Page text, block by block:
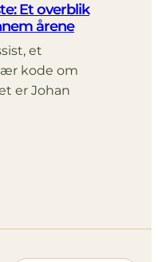
Et overblik
årene
et
kode om
er Johan